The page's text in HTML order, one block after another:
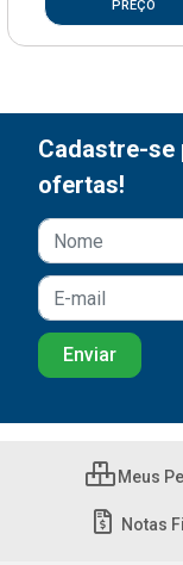
PREÇO
Cadastre-se
ofertas!
Meus
Notas